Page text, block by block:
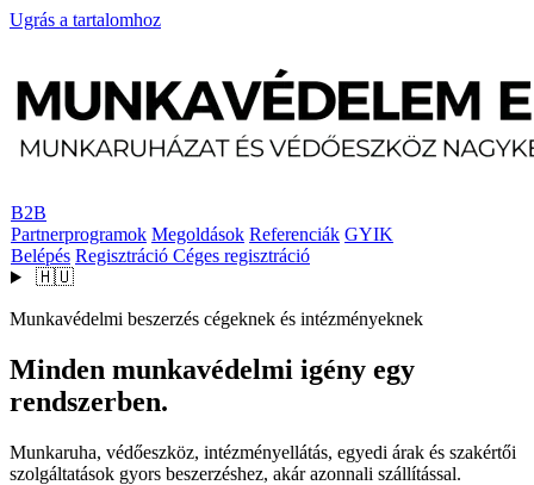
Ugrás a tartalomhoz
B2B
Partnerprogramok Megoldások Referenciák GYIK
Belépés Regisztráció Céges regisztráció
🇭🇺
Munkavédelmi beszerzés cégeknek és intézményeknek
Minden munkavédelmi igény egy
rendszerben.
Munkaruha, védőeszköz, intézményellátás, egyedi árak és szakértői
szolgáltatások gyors beszerzéshez, akár azonnali szállítással.